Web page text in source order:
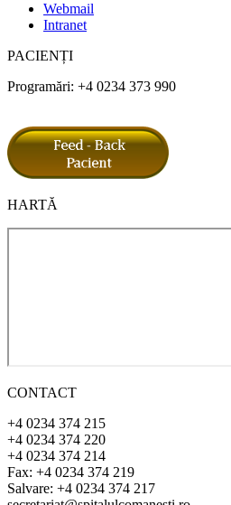
Webmail
Intranet
PACIENȚI
Programări: +4 0234 373 990
HARTĂ
CONTACT
+4 0234 374 215
+4 0234 374 220
+4 0234 374 214
Fax: +4 0234 374 219
Salvare: +4 0234 374 217